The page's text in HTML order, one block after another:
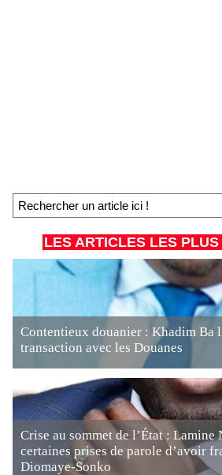
LES ARTICLES LES
Contentieux douanier : Khadim Ba
transaction avec les Douanes
Crise au sommet de l’État : Lamine
certaines prises de parole d’avoir
Diomaye-Sonko